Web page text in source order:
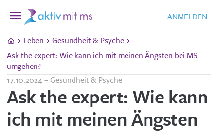
ANMELDEN
Leben
Gesundheit & Psyche
Ask the expert: Wie kann ich mit meinen Ängsten bei MS
umgehen?
17.10.2024 – Gesundheit & Psyche
Ask the expert: Wie kann
ich mit meinen Ängsten